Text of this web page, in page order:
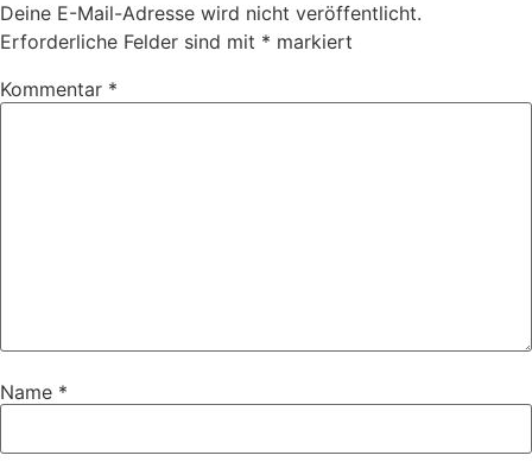
Deine E-Mail-Adresse wird nicht veröffentlicht.
Erforderliche Felder sind mit * markiert
Kommentar *
Name *